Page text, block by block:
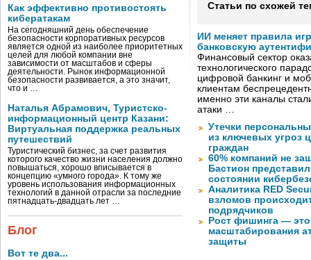
Как эффективно противостоять
кибератакам
На сегодняшний день обеспечение
безопасности корпоративных ресурсов
является одной из наиболее приоритетных
целей для любой компании вне
зависимости от масштабов и сферы
деятельности. Рынок информационной
безопасности развивается, а это значит,
что и …
Наталья Абрамович, Туристско-
информационный центр Казани:
Виртуальная поддержка реальных
путешествий
Туристический бизнес, за счет развития
которого качество жизни населения должно
повышаться, хорошо вписывается в
концепцию «умного города». К тому же
уровень использования информационных
технологий в данной отрасли за последние
пятнадцать-двадцать лет …
Блог
Вот те два...
Статьи по схожей
ИИ меняет правила
банковскую
Финансовый сектор
технологического
цифровой банкинг и
клиентам
именно эти каналы
атаки …
Утечки
из ключевых угроз
граждан
60% компаний не
Бастион
состоянии
Аналитика RED
взломов
подрядчиков
Рост фишинга —
масштабирования
защиты